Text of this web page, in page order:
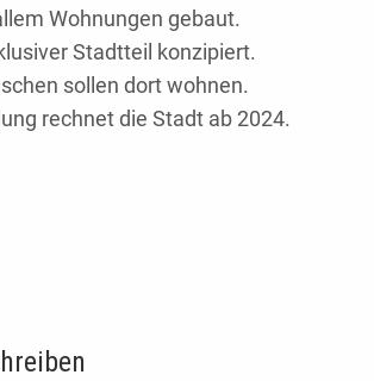
Wohnungen gebaut.
Stadtteil konzipiert.
sollen dort wohnen.
rechnet die Stadt ab 2024.